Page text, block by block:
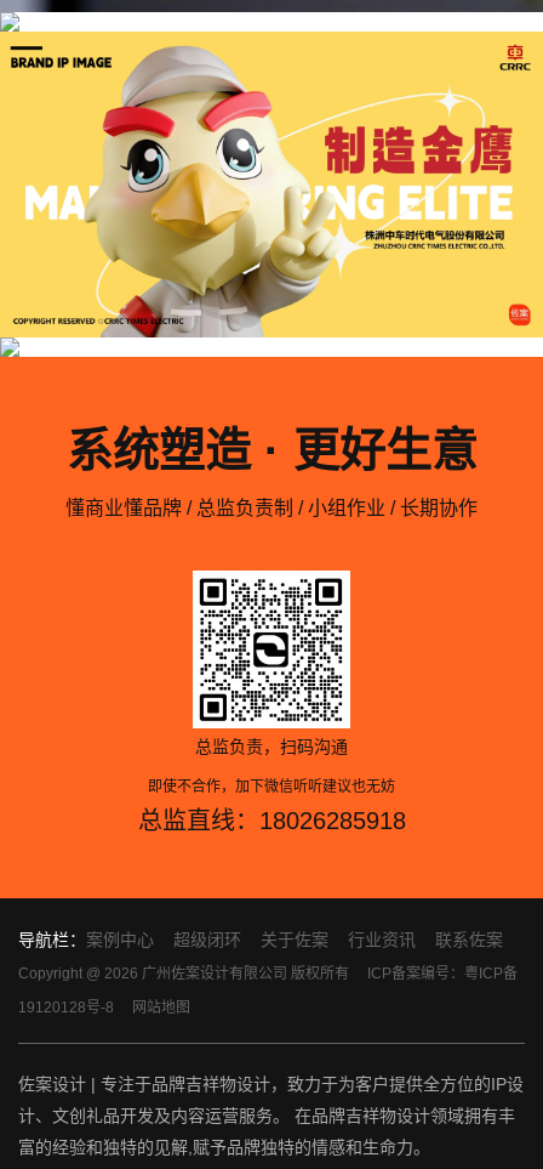
系统塑造 · 更好生意
懂商业懂品牌 / 总监负责制 / 小组作业 / 长期协作
总监负责，扫码沟通
即使不合作，加下微信听听建议也无妨
总监直线：18026285918
导航栏： 案例中心 超级闭环 关于佐案 行业资讯 联系佐案
Copyright @ 2026 广州佐案设计有限公司 版权所有
ICP备案编号：粤ICP备
19120128号-8
网站地图
佐案设计 | 专注于品牌吉祥物设计，致力于为客户提供全方位的IP设
计、文创礼品开发及内容运营服务。 在品牌吉祥物设计领域拥有丰
富的经验和独特的见解,赋予品牌独特的情感和生命力。